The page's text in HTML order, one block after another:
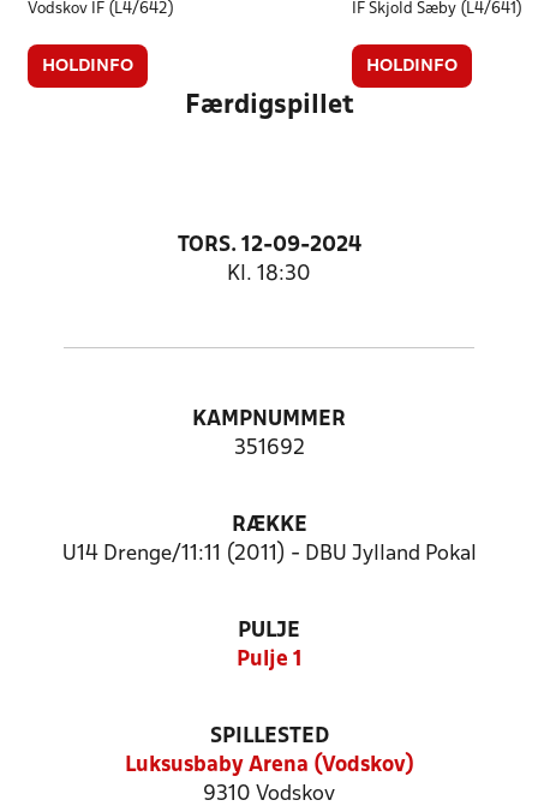
Vodskov IF (L4/642)
HOLDINFO
IF Skjold Sæby (L4/641)
HOLDINFO
Færdigspillet
TORS. 12-09-2024
Kl. 18:30
KAMPNUMMER
351692
RÆKKE
U14 Drenge/11:11 (2011) - DBU Jylland Pokal
PULJE
Pulje 1
SPILLESTED
Luksusbaby Arena (Vodskov)
9310 Vodskov